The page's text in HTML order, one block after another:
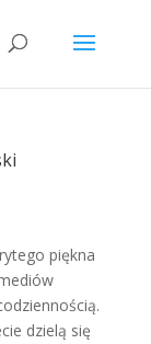
piękna
dzielą się